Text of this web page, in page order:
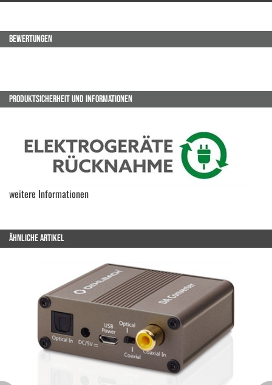
BEWERTUNGEN
PRODUKTSICHERHEIT UND INFORMATIONEN
weitere Informationen
ÄHNLICHE ARTIKEL